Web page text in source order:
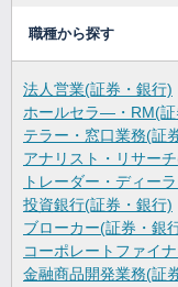
職種から探す
法人営業(証券・銀行)
ホールセラ―・RM(証
テラー・窓口業務(証
アナリスト・リサー
トレーダー・ディー
投資銀行(証券・銀行)
ブローカー(証券・銀
コーポレートファイ
金融商品開発業務(証